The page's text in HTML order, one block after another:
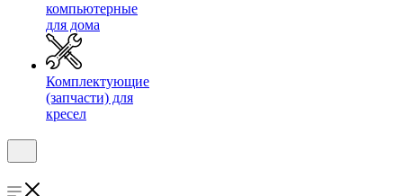
компьютерные
для дома
Комплектующие
(запчасти) для
кресел